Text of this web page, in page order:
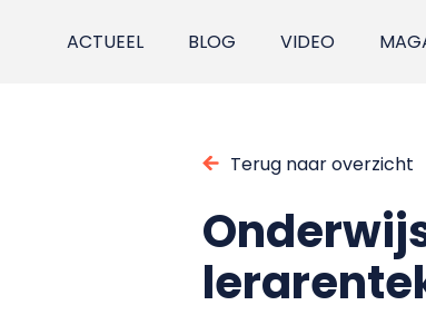
ACTUEEL BLOG VIDEO
Terug naar overzicht